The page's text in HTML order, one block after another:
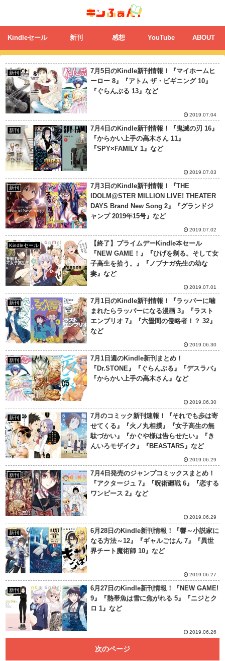
Kindleセール 新刊 感想 YouTube ABOUT
新刊
7月5日のKindle新刊情報！『マイホームヒ
ーロー 8』『アトム ザ・ビギニング 10』
『ぐらんぶる 13』など
2019.07.04
新刊
7月4日のKindle新刊情報！『鬼滅の刃 16』
『からかい上手の高木さん 11』
『SPY×FAMILY 1』など
2019.07.03
新刊
7月3日のKindle新刊情報！『THE
IDOLM@STER MILLION LIVE! THEATER
DAYS Brand New Song 2』『グランドジ
ャンプ 2019年15号』など
2019.07.02
Kindleセール
【終了】プライムデーKindle本セール
『NEW GAME！』『ひげを剃る。そして女
子高生を拾う。』『ノブナガ先生の幼な
妻』など
2019.07.01
新刊
7月1日のKindle新刊情報！『ラッパーに噛
まれたらラッパーになる漫画 3』『ラスト
エンブリオ 7』『六畳間の侵略者！？ 32』
など
2019.06.30
新刊
7月1日週のKindle新刊まとめ！
『Dr.STONE』『ぐらんぶる』『デスラバ』
『からかい上手の高木さん』など
2019.06.30
新刊
7月のコミック新刊速報！『それでも歩は寄
せてくる』『火ノ丸相撲』『女子高生の無
駄づかい』『かぐや様は告らせたい』『き
んいろモザイク』『BEASTARS』など
2019.06.29
新刊
7月4日発売のジャンプコミックスまとめ！
『アクタージュ 7』『呪術廻戦 6』『恋する
ワンピース 2』など
2019.06.29
新刊
6月28日のKindle新刊情報！『響～小説家に
なる方法～12』『ギャルごはん 7』『異世
界チート魔術師 10』など
2019.06.27
新刊
6月27日のKindle新刊情報！『NEW GAME!
9』『熱帯魚は雪に焦がれる 5』『ニジとク
ロ 1』など
2019.06.26
次のページ